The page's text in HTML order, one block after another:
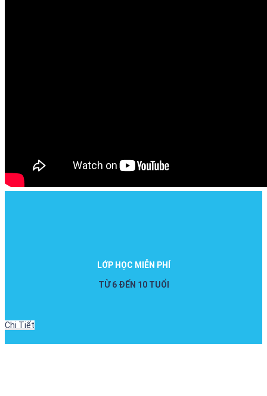
LỚP HỌC MIỄN PHÍ
TỪ 6 ĐẾN 10 TUỔI
Chi Tiết